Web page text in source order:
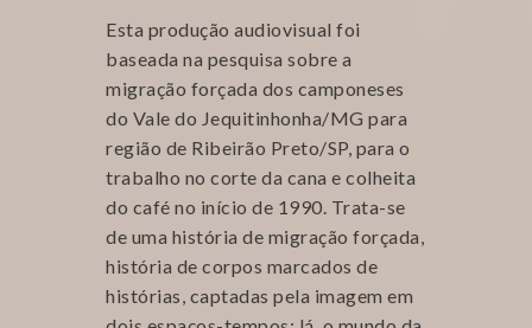
Esta produção audiovisual foi
baseada na pesquisa sobre a
migração forçada dos camponeses
do Vale do Jequitinhonha/MG para
região de Ribeirão Preto/SP, para o
trabalho no corte da cana e colheita
do café no início de 1990. Trata-se
de uma história de migração forçada,
história de corpos marcados de
histórias, captadas pela imagem em